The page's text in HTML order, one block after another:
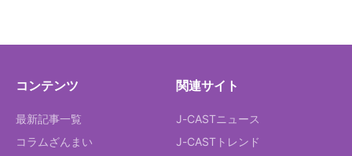
コンテンツ
最新記事一覧
コラムざんまい
関連サイト
J-CASTニュース
J-CASTトレンド